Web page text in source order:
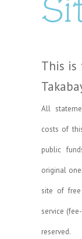
This is
All
costs of
public
original
site of free
service
reserved.